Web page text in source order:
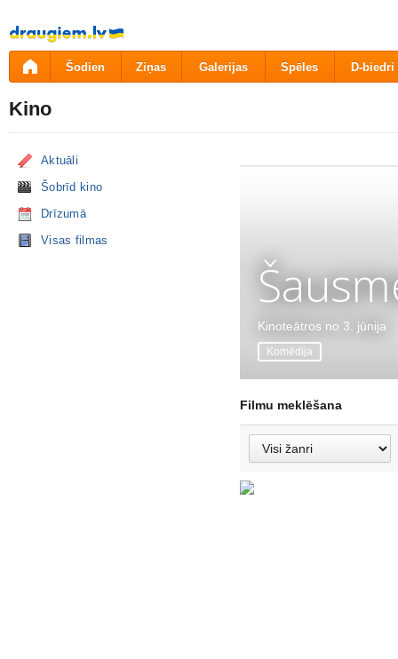
Pāriet
uz
saturu
Šodien Ziņas Galerijas Spēles D-biedri
Kino
Aktuāli
Šobrīd kino
Drīzumā
Visas filmas
Kinoteātros no 3. jūnija
Komēdija
Filmu meklēšana